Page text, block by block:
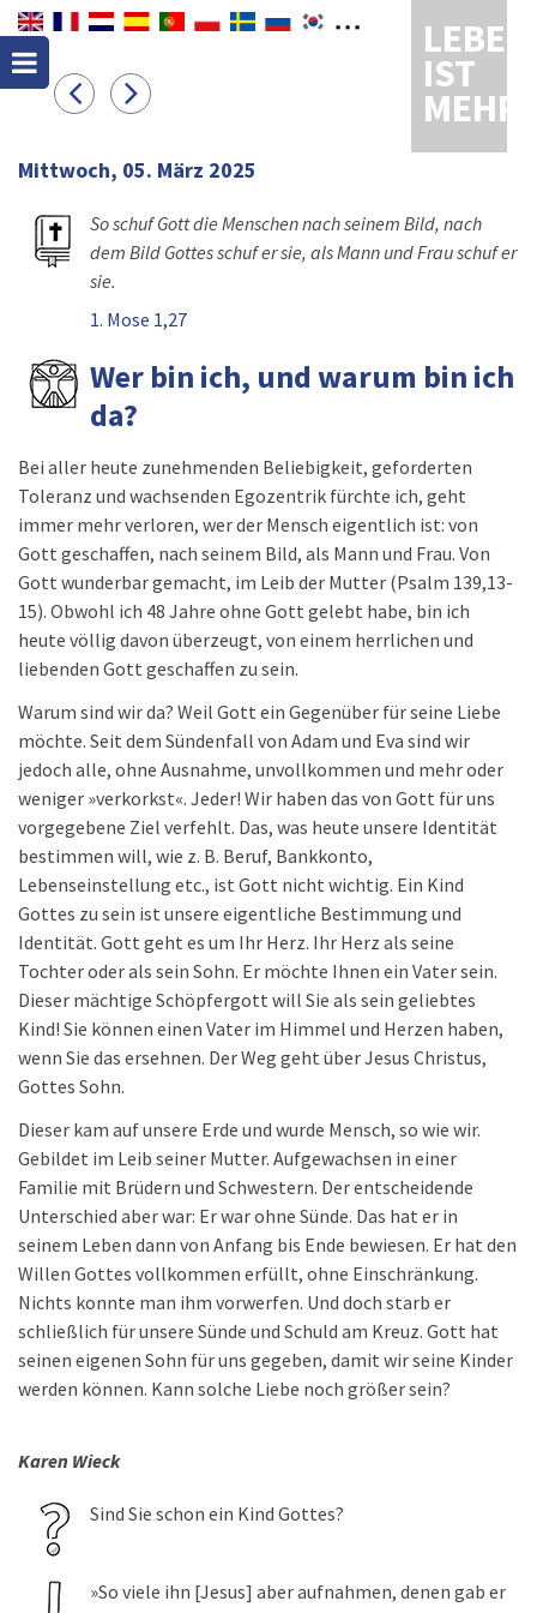
LEBEN
IST
MEHR
Mittwoch, 05. März 2025
So schuf Gott die Menschen nach seinem Bild, nach
dem Bild Gottes schuf er sie, als Mann und Frau schuf er
sie.
1. Mose 1,27
Wer bin ich, und warum bin ich
da?
Bei aller heute zunehmenden Beliebigkeit, geforderten
Toleranz und wachsenden Egozentrik fürchte ich, geht
immer mehr verloren, wer der Mensch eigentlich ist: von
Gott geschaffen, nach seinem Bild, als Mann und Frau. Von
Gott wunderbar gemacht, im Leib der Mutter (Psalm 139,13-
15). Obwohl ich 48 Jahre ohne Gott gelebt habe, bin ich
heute völlig davon überzeugt, von einem herrlichen und
liebenden Gott geschaffen zu sein.
Warum sind wir da? Weil Gott ein Gegenüber für seine Liebe
möchte. Seit dem Sündenfall von Adam und Eva sind wir
jedoch alle, ohne Ausnahme, unvollkommen und mehr oder
weniger »verkorkst«. Jeder! Wir haben das von Gott für uns
vorgegebene Ziel verfehlt. Das, was heute unsere Identität
bestimmen will, wie z. B. Beruf, Bankkonto,
Lebenseinstellung etc., ist Gott nicht wichtig. Ein Kind
Gottes zu sein ist unsere eigentliche Bestimmung und
Identität. Gott geht es um Ihr Herz. Ihr Herz als seine
Tochter oder als sein Sohn. Er möchte Ihnen ein Vater sein.
Dieser mächtige Schöpfergott will Sie als sein geliebtes
Kind! Sie können einen Vater im Himmel und Herzen haben,
wenn Sie das ersehnen. Der Weg geht über Jesus Christus,
Gottes Sohn.
Dieser kam auf unsere Erde und wurde Mensch, so wie wir.
Gebildet im Leib seiner Mutter. Aufgewachsen in einer
Familie mit Brüdern und Schwestern. Der entscheidende
Unterschied aber war: Er war ohne Sünde. Das hat er in
seinem Leben dann von Anfang bis Ende bewiesen. Er hat den
Willen Gottes vollkommen erfüllt, ohne Einschränkung.
Nichts konnte man ihm vorwerfen. Und doch starb er
schließlich für unsere Sünde und Schuld am Kreuz. Gott hat
seinen eigenen Sohn für uns gegeben, damit wir seine Kinder
werden können. Kann solche Liebe noch größer sein?
Karen Wieck
Sind Sie schon ein Kind Gottes?
»So viele ihn [Jesus] aber aufnahmen, denen gab er